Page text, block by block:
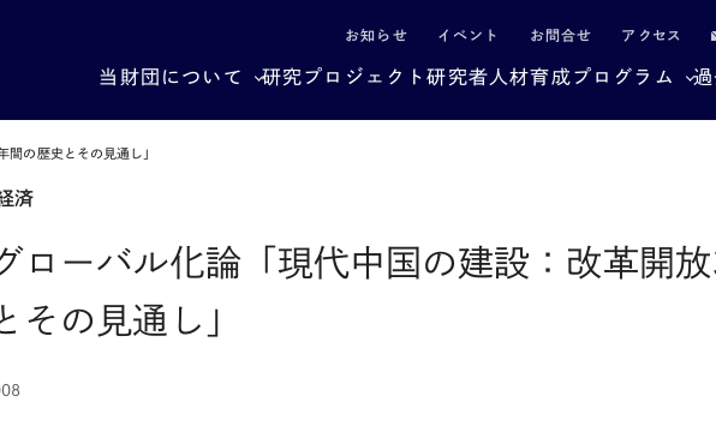
お知らせ イベント お問合せ アクセス
当財団について 研究プロジェクト研究者 人材育成プログラム
の歴史とその見通し」
済
ローバル化論「現代中国の建設：改革開
その見通し」